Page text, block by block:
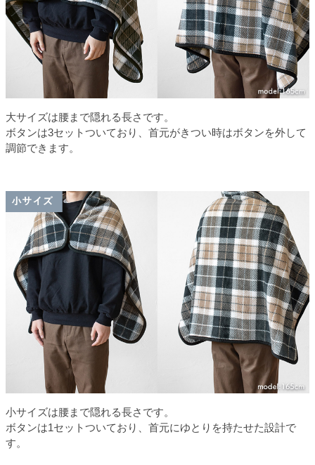
大サイズは腰まで隠れる長さです。
ボタンは3セットついており、首元がきつい時はボタンを外して
調節できます。
小サイズは腰まで隠れる長さです。
ボタンは1セットついており、首元にゆとりを持たせた設計で
す。